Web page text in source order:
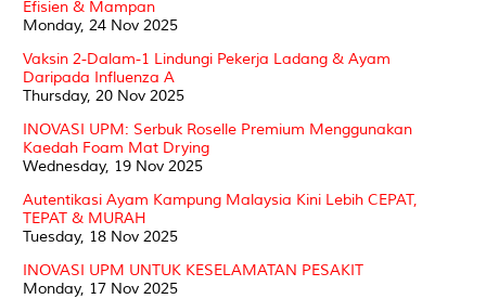
Efisien & Mampan
Monday, 24 Nov 2025
Vaksin 2-Dalam-1 Lindungi Pekerja Ladang & Ayam
Daripada Influenza A
Thursday, 20 Nov 2025
INOVASI UPM: Serbuk Roselle Premium Menggunakan
Kaedah Foam Mat Drying
Wednesday, 19 Nov 2025
Autentikasi Ayam Kampung Malaysia Kini Lebih CEPAT,
TEPAT & MURAH
Tuesday, 18 Nov 2025
INOVASI UPM UNTUK KESELAMATAN PESAKIT
Monday, 17 Nov 2025